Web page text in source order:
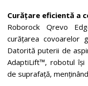
Curățare eficientă a
Roborock Qrevo
curățarea covoarelor
Datorită puterii de
AdaptiLift™, robotul își
de suprafață,